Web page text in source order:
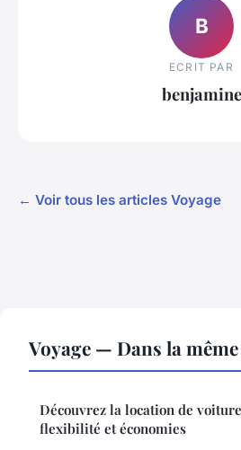
B
ECRIT PAR
benjamine
← Voir tous les articles Voyage
Voyage — Dans la
Découvrez la location de
flexibilité et économies